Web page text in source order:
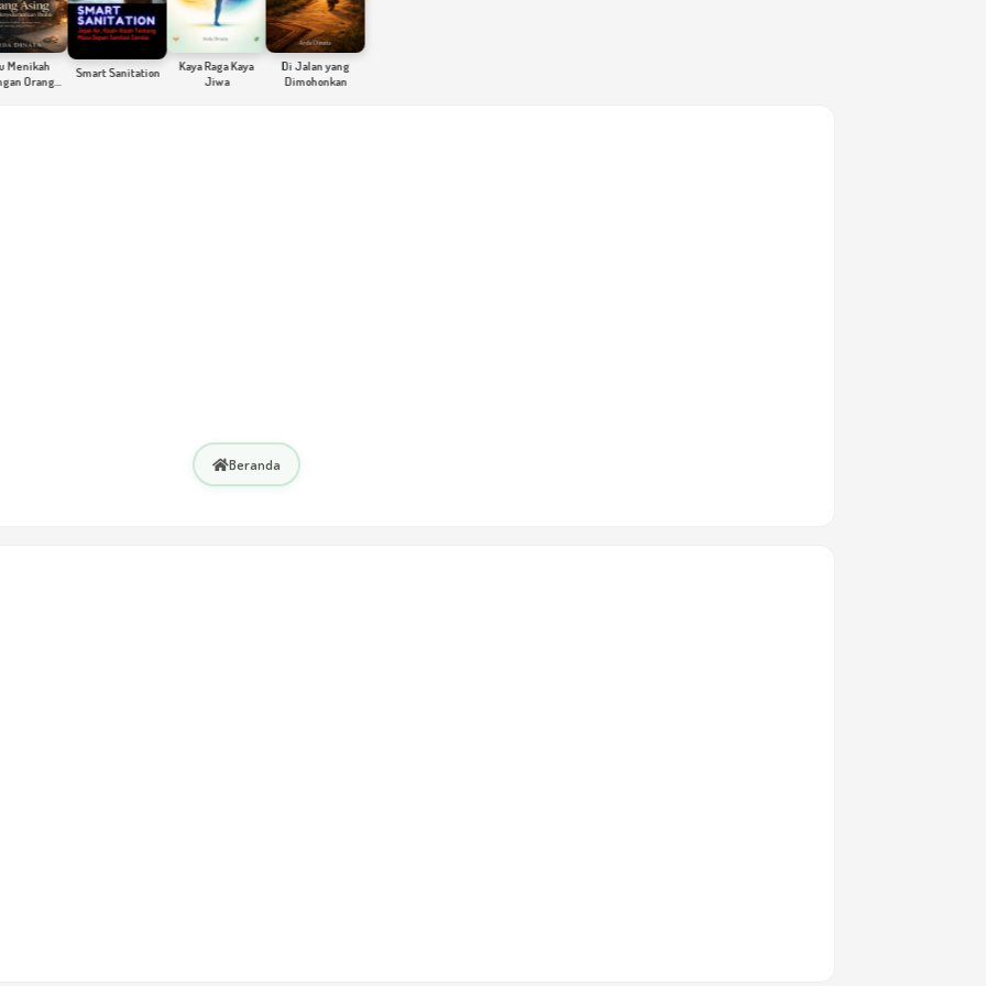
Orang
Smart Sanitation
Kaya Raga Kaya
Jiwa
Di Jalan yang
Dimohonkan
Beranda